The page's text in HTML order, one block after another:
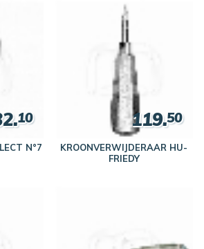
N°7
10
KROONVERWIJDERAAR HU-
FRIEDY
119.50